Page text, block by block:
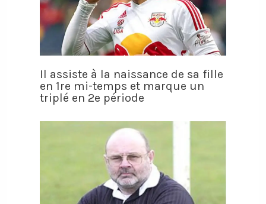
Il assiste à la naissance de sa fille
en 1re mi-temps et marque un
triplé en 2e période